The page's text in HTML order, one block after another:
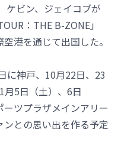
ケビン、ジェイコブが
：THE B-ZONE」
港を通じて出国した。
に神戸、10月22日、23
月5日（土）、6日
ーツプラザメインアリー
との思い出を作る予定